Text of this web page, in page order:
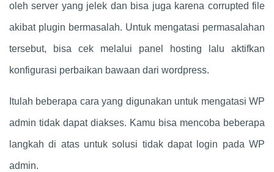
oleh server yang jelek dan bisa juga karena corrupted file
akibat plugin bermasalah. Untuk mengatasi permasalahan
tersebut, bisa cek melalui panel hosting lalu aktifkan
konfigurasi perbaikan bawaan dari wordpress.
Itulah beberapa cara yang digunakan untuk mengatasi WP
admin tidak dapat diakses. Kamu bisa mencoba beberapa
langkah di atas untuk solusi tidak dapat login pada WP
admin.